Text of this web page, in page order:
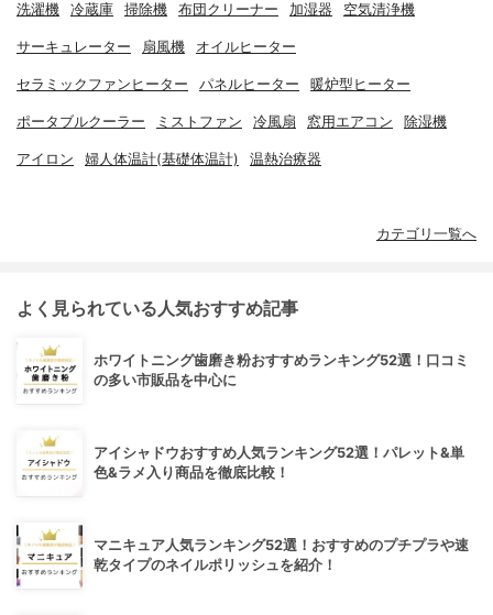
洗濯機 冷蔵庫 掃除機 布団クリーナー 加湿器 空気清浄機
サーキュレーター 扇風機 オイルヒーター
セラミックファンヒーター パネルヒーター 暖炉型ヒーター
ポータブルクーラー ミストファン 冷風扇 窓用エアコン 除湿機
アイロン 婦人体温計(基礎体温計) 温熱治療器
カテゴリ一覧へ
よく見られている人気おすすめ記事
ホワイトニング歯磨き粉おすすめランキング52選！口コミ
の多い市販品を中心に
アイシャドウおすすめ人気ランキング52選！パレット&単
色&ラメ入り商品を徹底比較！
マニキュア人気ランキング52選！おすすめのプチプラや速
乾タイプのネイルポリッシュを紹介！